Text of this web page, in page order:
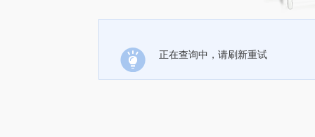
正在查询中，请刷新重试